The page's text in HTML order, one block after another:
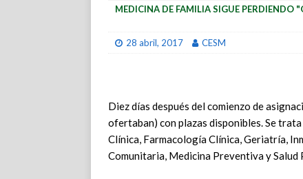
MEDICINA DE FAMILIA SIGUE PERDIENDO
28 abril, 2017 CESM
Diez días después del comienzo de
ofertaban) con plazas disponibles. Se
Clínica, Farmacología Clínica, Geriatría,
Comunitaria, Medicina Preventiva y